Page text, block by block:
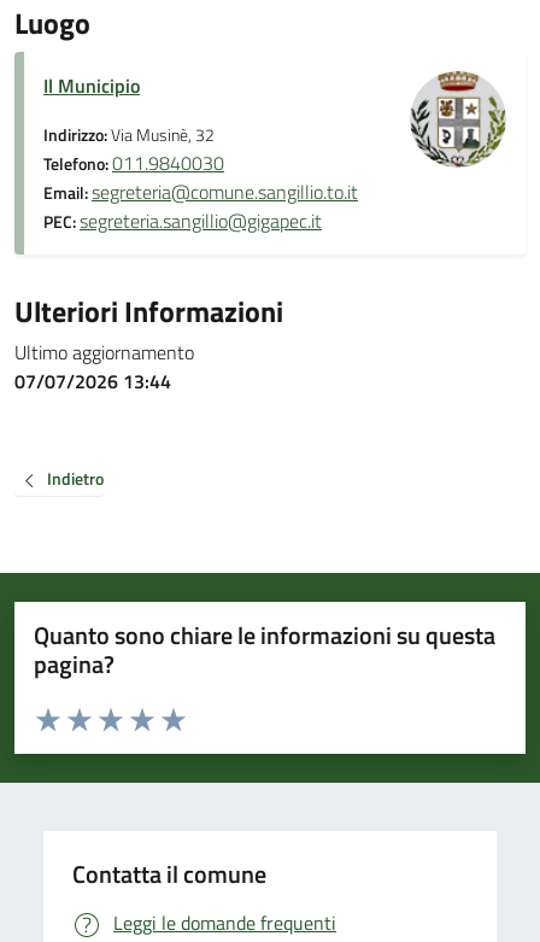
Luogo
Il Municipio
Indirizzo:Via Musinè, 32
Telefono:011.9840030
Email:segreteria@comune.sangillio.to.it
PEC:segreteria.sangillio@gigapec.it
Ulteriori Informazioni
Ultimo aggiornamento
07/07/2026 13:44
Indietro
Quanto sono chiare le informazioni su questa
pagina?
Valuta da 1 a 5 stelle la pagina
Valuta 5 stelle su 5
Valuta 4 stelle su 5
Valuta 3 stelle su 5
Valuta 2 stelle su 5
Valuta 1 stelle su 5
Contatta il comune
Leggi le domande frequenti